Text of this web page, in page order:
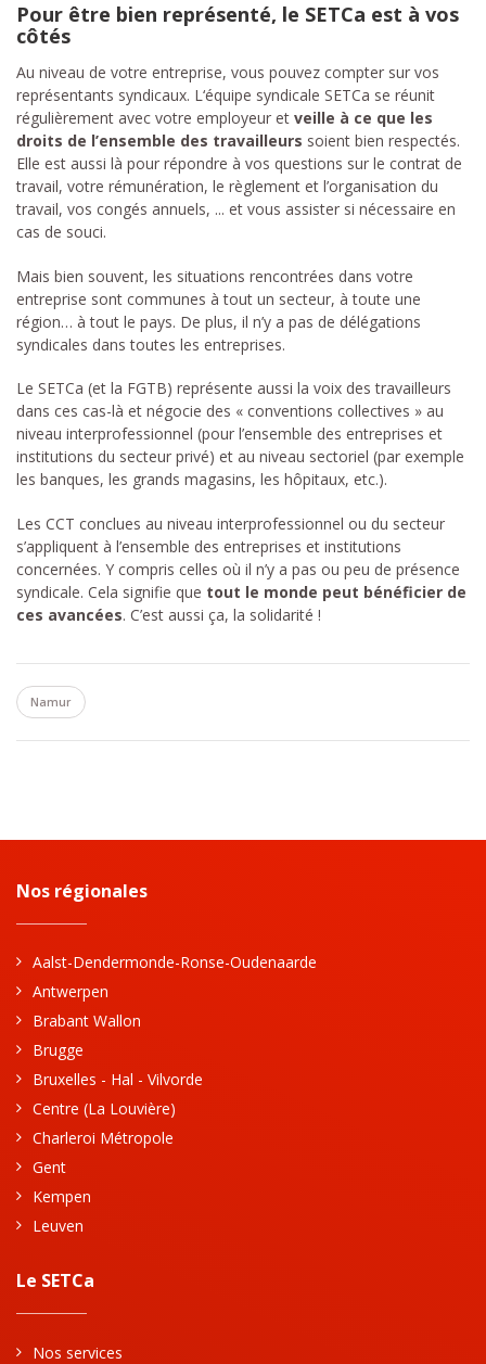
Pour être bien représenté, le SETCa est à vos
côtés
Au niveau de votre entreprise, vous pouvez compter sur vos
représentants syndicaux. L‘équipe syndicale SETCa se réunit
régulièrement avec votre employeur et veille à ce que les
droits de l’ensemble des travailleurs soient bien respectés.
Elle est aussi là pour répondre à vos questions sur le contrat de
travail, votre rémunération, le règlement et l’organisation du
travail, vos congés annuels, ... et vous assister si nécessaire en
cas de souci.
Mais bien souvent, les situations rencontrées dans votre
entreprise sont communes à tout un secteur, à toute une
région… à tout le pays. De plus, il n’y a pas de délégations
syndicales dans toutes les entreprises.
Le SETCa (et la FGTB) représente aussi la voix des travailleurs
dans ces cas-là et négocie des « conventions collectives » au
niveau interprofessionnel (pour l’ensemble des entreprises et
institutions du secteur privé) et au niveau sectoriel (par exemple
les banques, les grands magasins, les hôpitaux, etc.).
Les CCT conclues au niveau interprofessionnel ou du secteur
s’appliquent à l’ensemble des entreprises et institutions
concernées. Y compris celles où il n’y a pas ou peu de présence
syndicale. Cela signifie que tout le monde peut bénéficier de
ces avancées. C’est aussi ça, la solidarité !
Namur
Nos régionales
Aalst-Dendermonde-Ronse-Oudenaarde
Antwerpen
Brabant Wallon
Brugge
Bruxelles - Hal - Vilvorde
Centre (La Louvière)
Charleroi Métropole
Gent
Kempen
Leuven
Le SETCa
Nos services